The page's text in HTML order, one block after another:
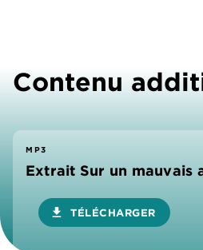
Contenu
MP3
Extrait Sur un mauvais
download TÉLÉCHARGER